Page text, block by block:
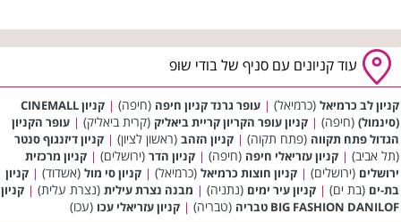
עוד קניונים עם סניף של בודי שופ
קניון לב כרמיאל (כרמיאל) | עופר גרנד קניון חיפה (חיפה) |
קניון CINEMALL
(סינמול) (חיפה) | קניון עופר הקריון קריית ביאליק (קרית ביאליק) | עופר הקניון
הגדול פתח תקווה (פתח תקוה) | קניון הזהב (ראשון לציון) | קניון דיזנגוף סנטר
(תל אביב) | קניון עזריאלי חיפה (חיפה) | קניון הדר (ירושלים) | קניון מרכזית
ירושלים (ירושלים) | קניון חוצות כרמיאל (כרמיאל) | קניון סי מול (אשדוד) | קניון
בת-ים (בת ים) | קניון עיר ימים (נתניה) | מבנה נצרת עילית (נצרת עלית) | קניון
BIG FASHION DANILOF טבריה
(טבריה) | קניון עזריאלי עכו (עכו)